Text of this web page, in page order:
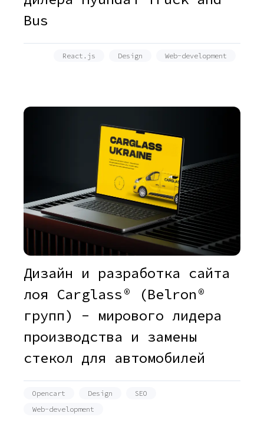
Bus
React.js Design Web-development
Дизайн и разработка сайта
лоя Carglass® (Belron®
групп) - мирового лидера
производства и замены
стекол для автомобилей
Opencart Design
SEO
Web-development